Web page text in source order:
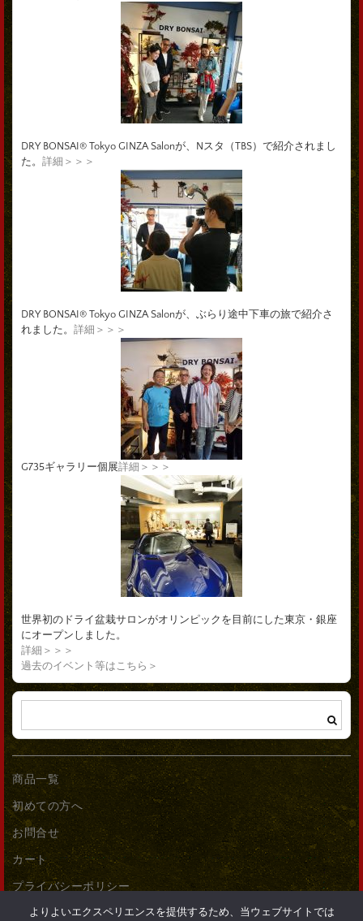
DRY BONSAI® Tokyo GINZA Salonが、Nスタ（TBS）で紹介されまし
た。 詳細＞＞＞
DRY BONSAI® Tokyo GINZA Salonが、ぶらり途中下車の旅で紹介さ
れました。 詳細＞＞＞
G735ギャラリー個展詳細＞＞＞
世界初のドライ盆栽サロンがオリンピックを目前にした東京・銀座
にオープンしました。
詳細＞＞＞
過去のイベント等はこちら＞
商品一覧
初めての方へ
お問合せ
カート
プライバシーポリシー
よりよいエクスペリエンスを提供するため、当ウェブサイトでは